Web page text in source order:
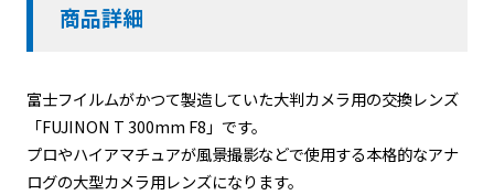
商品詳細
富士フイルムがかつて製造していた大判カメラ用の交換レンズ
「FUJINON T 300mm F8」です。
プロやハイアマチュアが風景撮影などで使用する本格的なアナ
ログの大型カメラ用レンズになります。